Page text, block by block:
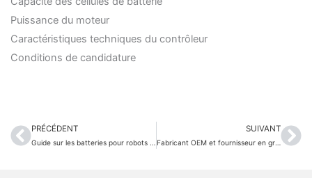
Puissance du moteur
Caractéristiques techniques du contrôleur
Conditions de candidature
Précédent
PRÉCÉDENT
Guide sur les batteries pour robots IA : comment choisir la bonne solution de batterie au lithium
SUIVANT
Fabricant OEM et fournisseur en gros de batteries pour chariots élévateurs, pour une meilleure efficacité industrielle